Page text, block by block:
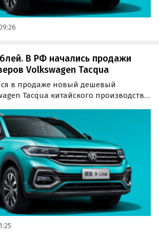
В РФ начались продажи
Volkswagen Tacqua
в продаже новый дешевый
Tacqua китайского производства.
стартуют с отметки 1 850 000
портал «Автоновости дня».